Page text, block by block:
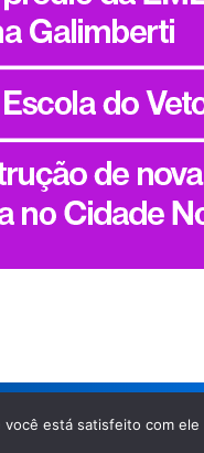
você está satisfeito com ele